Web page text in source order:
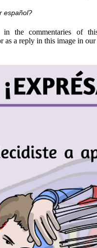
español?
the commentaries of
as a reply in this image in our